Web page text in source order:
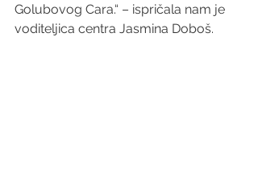
Golubovog Cara.“ – ispričala nam je
voditeljica centra Jasmina Doboš.